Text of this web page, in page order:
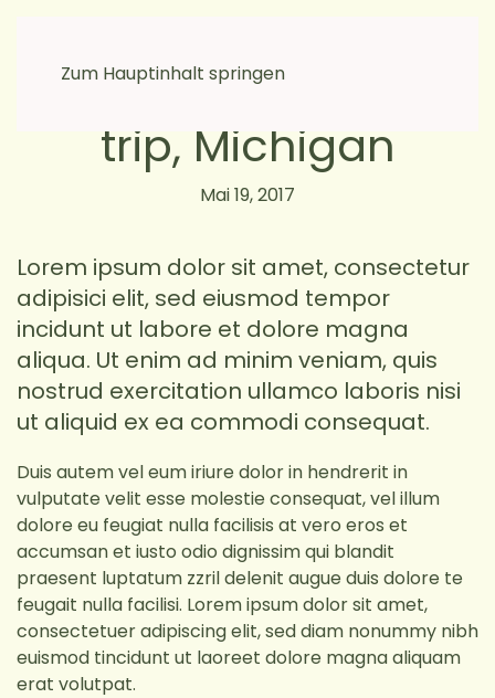
Zum Hauptinhalt springen
Lake Tahoe round
trip, Michigan
Mai 19, 2017
Lorem ipsum dolor sit amet, consectetur
adipisici elit, sed eiusmod tempor
incidunt ut labore et dolore magna
aliqua. Ut enim ad minim veniam, quis
nostrud exercitation ullamco laboris nisi
ut aliquid ex ea commodi consequat.
Duis autem vel eum iriure dolor in hendrerit in
vulputate velit esse molestie consequat, vel illum
dolore eu feugiat nulla facilisis at vero eros et
accumsan et iusto odio dignissim qui blandit
praesent luptatum zzril delenit augue duis dolore te
feugait nulla facilisi. Lorem ipsum dolor sit amet,
consectetuer adipiscing elit, sed diam nonummy nibh
euismod tincidunt ut laoreet dolore magna aliquam
erat volutpat.